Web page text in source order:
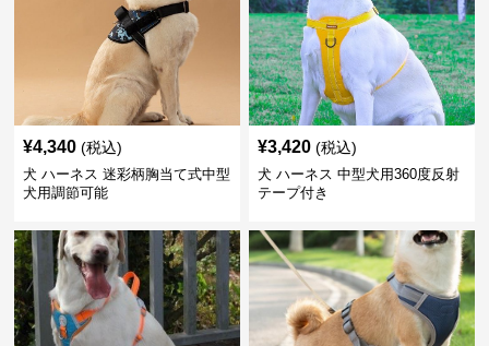
¥4,340 (税込)
犬 ハーネス 迷彩柄胸当て式中型
犬用調節可能
¥3,420 (税込)
犬 ハーネス 中型犬用360度反射
テープ付き